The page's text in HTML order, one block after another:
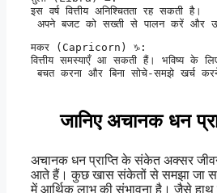
इस वर्ष वित्तीय अनिश्चितता रह सकती है।
अपने बजट को सख्ती से पालन करें और
मकर (Capricorn) ♑:
वित्तीय समस्याएँ आ सकती हैं। भविष्य के
बचत करना और बिना सोचे-समझे खर्च
जानिए अचानक धन
अचानक धन प्राप्ति के संकेत अक्सर
आते हैं। कुछ खास संकेतों से समझा जा
में आर्थिक लाभ की संभावना है। जैसे